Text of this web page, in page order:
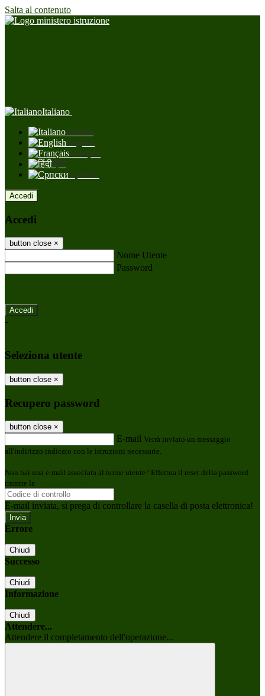
Salta al contenuto
Italiano
Italiano
English
Français
हिंदी
Српски
Accedi
Accedi
button close ×
Nome Utente
Password
-
Seleziona utente
button close ×
Recupero password
button close ×
E-mail Verrà inviato un messaggio
all'indirizzo indicato con le istruzioni necessarie.
Non hai una e-mail associata al nome utente? Effettua il reset della password
tramite la
E-mail inviata, si prega di controllare la casella di posta elettronica!
Errore
Chiudi
Successo
Chiudi
Informazione
Chiudi
Attendere...
Attendere il completamento dell'operazione...